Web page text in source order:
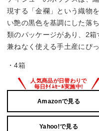
現する「金襴」という織物
い艶の黒色を基調にした落
類のパッケージがあり、2
兼ねなく使える手土産にぴっ
・4箱
Amazonで見る
Yahoo!で見る